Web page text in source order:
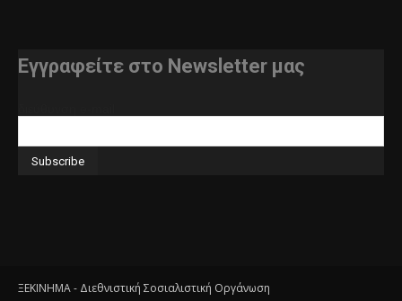
Εγγραφείτε στο Newsletter μας
ΞΕΚΙΝΗΜΑ - Διεθνιστική Σοσιαλιστική Οργάνωση